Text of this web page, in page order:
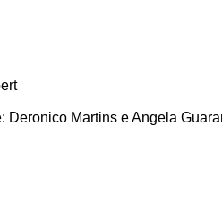
Deronico Martins e Angela